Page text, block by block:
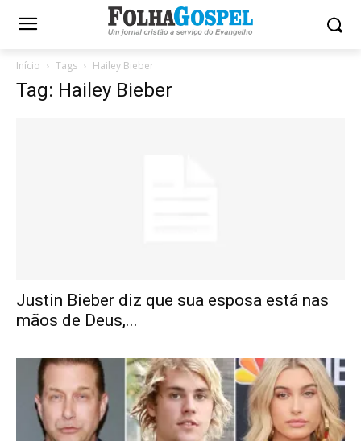
Início Tags Hailey Bieber
Tag: Hailey Bieber
Justin Bieber diz que sua esposa está nas
mãos de Deus,...